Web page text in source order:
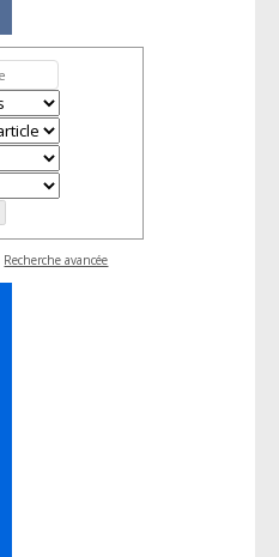
Recherche avancée